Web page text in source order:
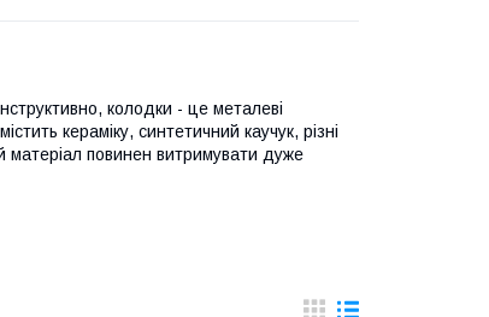
колодки - це металеві
кераміку, синтетичний каучук, різні
матеріал повинен витримувати дуже